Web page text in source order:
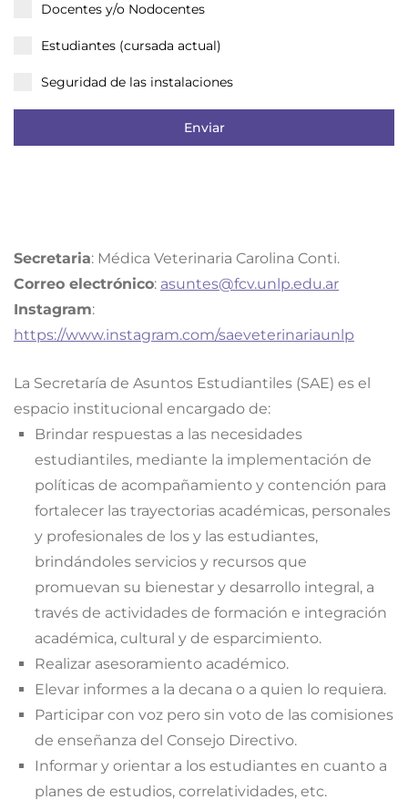
Docentes y/o Nodocentes
Estudiantes (cursada actual)
Seguridad de las instalaciones
Enviar
Secretaria: Médica Veterinaria Carolina Conti.
Correo electrónico: asuntes@fcv.unlp.edu.ar
Instagram:
https://www.instagram.com/saeveterinariaunlp
La Secretaría de Asuntos Estudiantiles (SAE) es el
espacio institucional encargado de:
Brindar respuestas a las necesidades
estudiantiles, mediante la implementación de
políticas de acompañamiento y contención para
fortalecer las trayectorias académicas, personales
y profesionales de los y las estudiantes,
brindándoles servicios y recursos que
promuevan su bienestar y desarrollo integral, a
través de actividades de formación e integración
académica, cultural y de esparcimiento.
Realizar asesoramiento académico.
Elevar informes a la decana o a quien lo requiera.
Participar con voz pero sin voto de las comisiones
de enseñanza del Consejo Directivo.
Informar y orientar a los estudiantes en cuanto a
planes de estudios, correlatividades, etc.